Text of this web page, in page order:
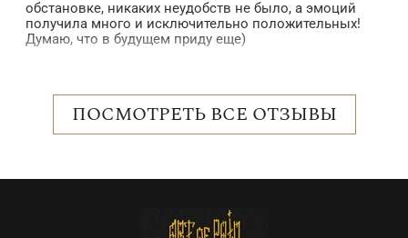
обстановке, никаких неудобств не было, а эмоций
получила много и исключительно положительных!
Думаю, что в будущем приду еще)
ПОСМОТРЕТЬ ВСЕ ОТЗЫВЫ